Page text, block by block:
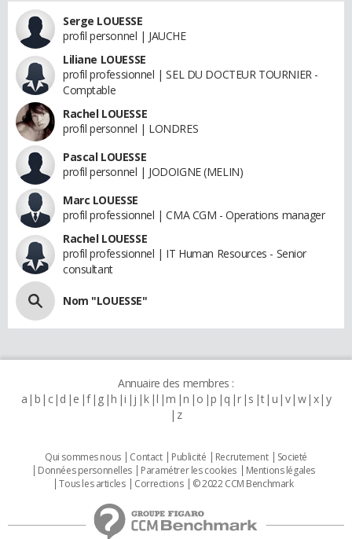
Serge LOUESSE
profil personnel | JAUCHE
Liliane LOUESSE
profil professionnel | SEL DU DOCTEUR TOURNIER -
Comptable
Rachel LOUESSE
profil personnel | LONDRES
Pascal LOUESSE
profil personnel | JODOIGNE (MELIN)
Marc LOUESSE
profil professionnel | CMA CGM - Operations manager
Rachel LOUESSE
profil professionnel | IT Human Resources - Senior
consultant
Nom "LOUESSE"
Annuaire des membres :
a b c d e f g h i j k l m n o p q r s t u v w x y
z
Qui sommes nous Contact Publicité Recrutement
Societé
Données personnelles
Paramétrer les cookies
Mentions légales
Tous les articles
Corrections © 2022 CCM Benchmark